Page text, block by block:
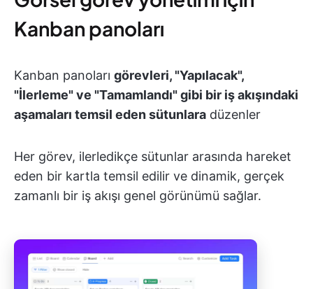
Kanban panoları
Kanban panoları görevleri, "Yapılacak",
"İlerleme" ve "Tamamlandı" gibi bir iş akışındaki
aşamaları temsil eden sütunlara düzenler
Her görev, ilerledikçe sütunlar arasında hareket
eden bir kartla temsil edilir ve dinamik, gerçek
zamanlı bir iş akışı genel görünümü sağlar.